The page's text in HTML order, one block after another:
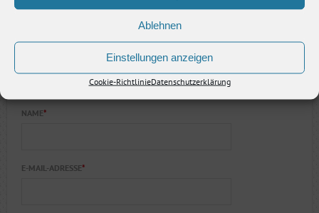
Ablehnen
Einstellungen anzeigen
Cookie-RichtlinieDatenschutzerklärung
NAME*
E-MAIL-ADRESSE*